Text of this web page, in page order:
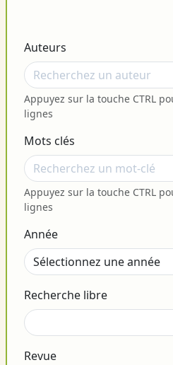
Auteurs
Appuyez sur la touche CTRL
lignes
Mots clés
Appuyez sur la touche CTRL
lignes
Année
Recherche libre
Revue